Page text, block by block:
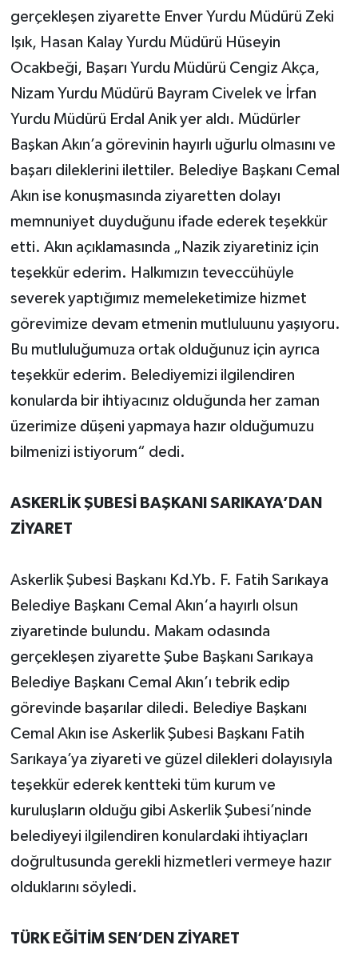
gerçekleşen ziyarette Enver Yurdu Müdürü Zeki
Işık, Hasan Kalay Yurdu Müdürü Hüseyin
Ocakbeği, Başarı Yurdu Müdürü Cengiz Akça,
Nizam Yurdu Müdürü Bayram Civelek ve İrfan
Yurdu Müdürü Erdal Anik yer aldı. Müdürler
Başkan Akın’a görevinin hayırlı uğurlu olmasını ve
başarı dileklerini ilettiler. Belediye Başkanı Cemal
Akın ise konuşmasında ziyaretten dolayı
memnuniyet duyduğunu ifade ederek teşekkür
etti. Akın açıklamasında „Nazik ziyaretiniz için
teşekkür ederim. Halkımızın teveccühüyle
severek yaptığımız memeleketimize hizmet
görevimize devam etmenin mutluluunu yaşıyoru.
Bu mutluluğumuza ortak olduğunuz için ayrıca
teşekkür ederim. Belediyemizi ilgilendiren
konularda bir ihtiyacınız olduğunda her zaman
üzerimize düşeni yapmaya hazır olduğumuzu
bilmenizi istiyorum“ dedi.
ASKERLİK ŞUBESİ BAŞKANI SARIKAYA’DAN
ZİYARET
Askerlik Şubesi Başkanı Kd.Yb. F. Fatih Sarıkaya
Belediye Başkanı Cemal Akın‘a hayırlı olsun
ziyaretinde bulundu. Makam odasında
gerçekleşen ziyarette Şube Başkanı Sarıkaya
Belediye Başkanı Cemal Akın’ı tebrik edip
görevinde başarılar diledi. Belediye Başkanı
Cemal Akın ise Askerlik Şubesi Başkanı Fatih
Sarıkaya’ya ziyareti ve güzel dilekleri dolayısıyla
teşekkür ederek kentteki tüm kurum ve
kuruluşların olduğu gibi Askerlik Şubesi’ninde
belediyeyi ilgilendiren konulardaki ihtiyaçları
doğrultusunda gerekli hizmetleri vermeye hazır
olduklarını söyledi.
TÜRK EĞİTİM SEN’DEN ZİYARET